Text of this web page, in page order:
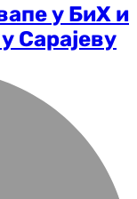
у БиХ и
Сарајеву